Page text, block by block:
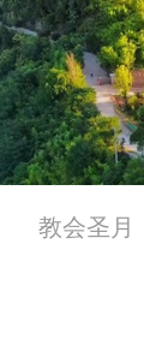
教会圣月